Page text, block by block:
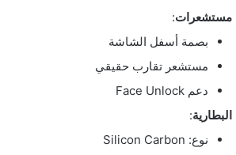
مستشعرات:
بصمة أسفل الشاشة
مستشعر تقارب حقيقي
دعم Face Unlock
البطارية:
نوع: Silicon Carbon